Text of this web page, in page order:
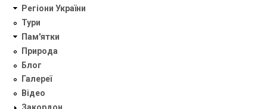
Регіони України
Тури
Пам'ятки
Природа
Блог
Галереї
Відео